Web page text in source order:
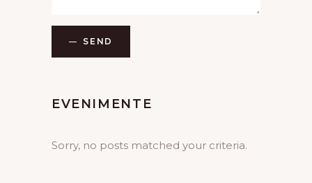
SEND
EVENIMENTE
Sorry, no posts matched your criteria.